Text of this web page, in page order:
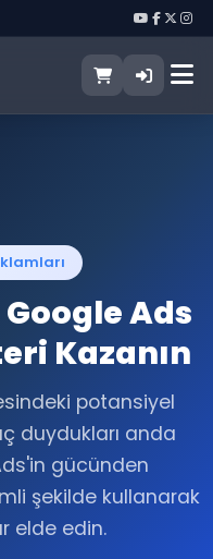
Ads
Kazanın
potansiyel
duydukları anda
gücünden
şekilde kullanarak
elde edin.